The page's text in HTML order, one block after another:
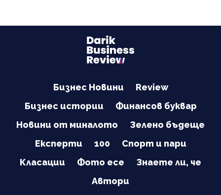
Бизнес Новини
Review
Бизнес истории
Финансов буквар
Новини от миналото
Зелено бъдеще
Експерти
100
Спорт и пари
Класации
Фото есе
Знаете ли, че
Автори